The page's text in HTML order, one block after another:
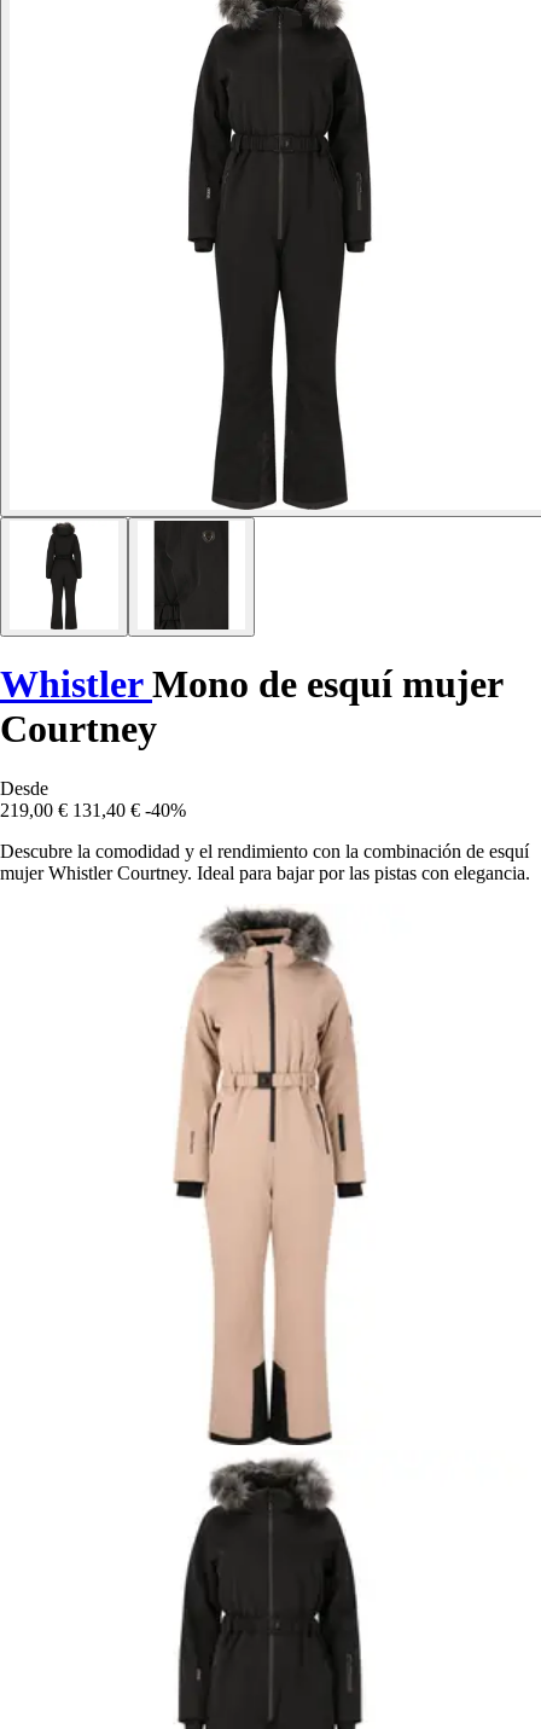
WhistlerMono de esquí mujer
Courtney
Desde
219,00 € 131,40 € -40%
Descubre la comodidad y el rendimiento con la combinación de esquí
mujer Whistler Courtney. Ideal para bajar por las pistas con elegancia.